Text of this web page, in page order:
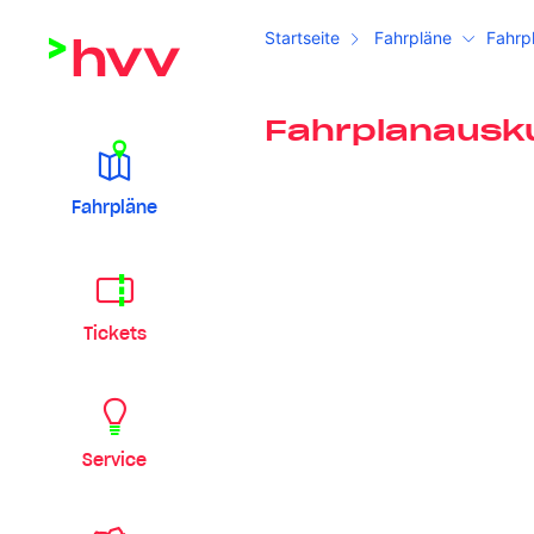
Startseite Fahrpläne
Fahrpläne
Tickets
Service